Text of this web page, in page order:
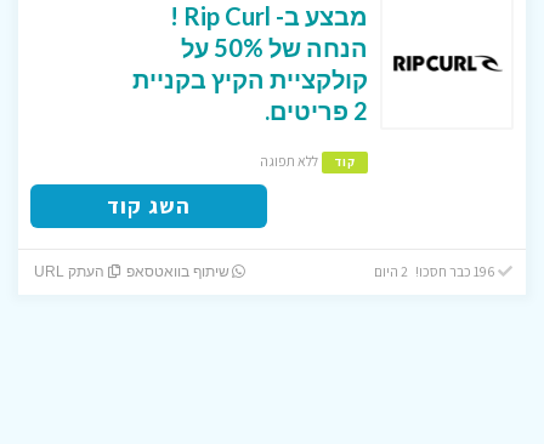
מבצע ב- Rip Curl !
הנחה של 50% על
קולקציית הקיץ בקניית
2 פריטים.
קוד ללא תפוגה
השג קוד
196 כבר חסכו! 2 היום שיתוף בוואטסאפ העתק URL